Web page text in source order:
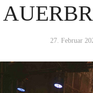
27. Februar